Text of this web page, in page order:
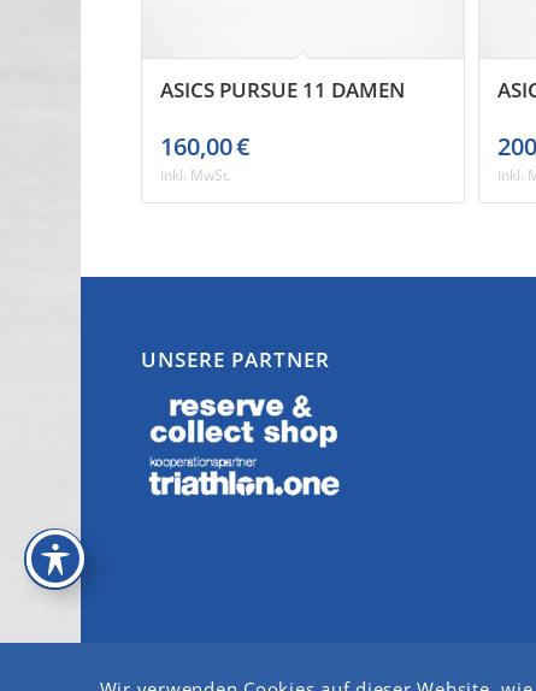
ASICS PURSUE 11 DAMEN
160,00€
inkl. MwSt. inkl.
UNSERE PARTNER